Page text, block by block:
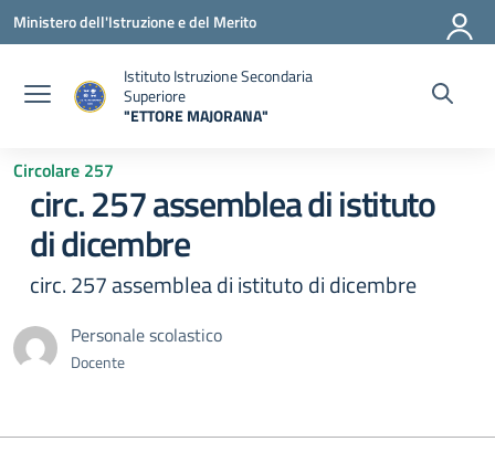
Vai ai contenuti
Vai al menu di navigazione
Vai al footer
Ministero dell'Istruzione e del Merito
Istituto Istruzione Secondaria
Superiore
"ETTORE MAJORANA"
Circolare 257
circ. 257 assemblea di istituto
di dicembre
circ. 257 assemblea di istituto di dicembre
Personale scolastico
Docente